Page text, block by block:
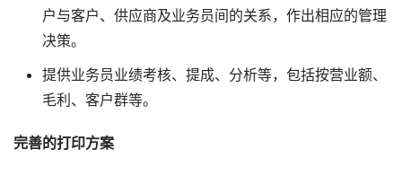
户与客户、供应商及业务员间的关系，作出相应的管理
决策。
提供业务员业绩考核、提成、分析等，包括按营业额、
毛利、客户群等。
完善的打印方案